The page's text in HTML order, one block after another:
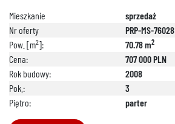
Mieszkanie
sprzedaż
Nr oferty
PRP-MS-76028
Pow. [m2]: 70.78 m2
Cena:
707 000 PLN
Rok budowy:
2008
Pok.:
3
Piętro:
parter